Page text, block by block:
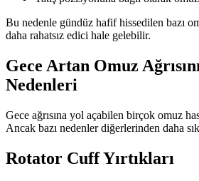
Bu nedenle gündüz hafif hissedilen bazı
daha rahatsız edici hale gelebilir.
Gece Artan Omuz
Nedenleri
Gece ağrısına yol açabilen birçok omuz
Ancak bazı nedenler diğerlerinden daha
Rotator Cuff Yırtıkları